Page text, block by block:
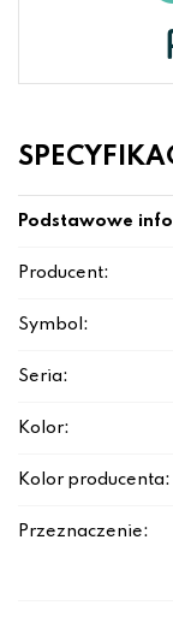
Podstawowe
Producent:
Symbol:
Seria:
Kolor:
Kolor producenta:
Przeznaczenie: